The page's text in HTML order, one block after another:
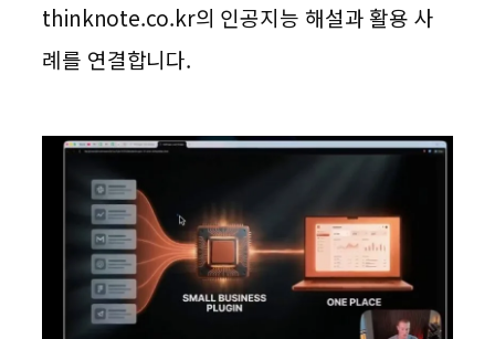
thinknote.co.kr의 인공지능 해설과 활용 사
례를 연결합니다.